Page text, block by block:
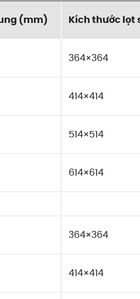
(mm) Kích thước lọt
364×364
414×414
514×514
614×614
364×364
414×414